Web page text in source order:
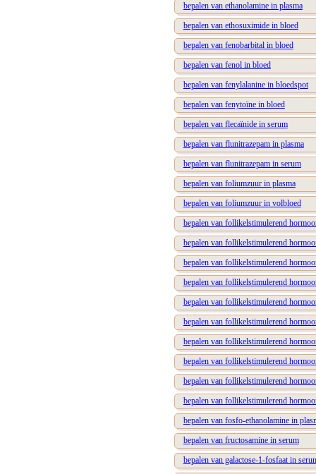
bepalen van ethanolamine in plasma
bepalen van ethosuximide in bloed
bepalen van fenobarbital in bloed
bepalen van fenol in bloed
bepalen van fenylalanine in bloedspot
bepalen van fenytoïne in bloed
bepalen van flecaïnide in serum
bepalen van flunitrazepam in plasma
bepalen van flunitrazepam in serum
bepalen van foliumzuur in plasma
bepalen van foliumzuur in volbloed
bepalen van follikelstimulerend
bepalen van follikelstimulerend
bepalen van follikelstimulerend
bepalen van follikelstimulerend
bepalen van follikelstimulerend
bepalen van follikelstimulerend
bepalen van follikelstimulerend
bepalen van follikelstimulerend
bepalen van follikelstimulerend
bepalen van follikelstimulerend
bepalen van fosfo-ethanolamine in
bepalen van fructosamine in serum
bepalen van galactose-1-fosfaat in